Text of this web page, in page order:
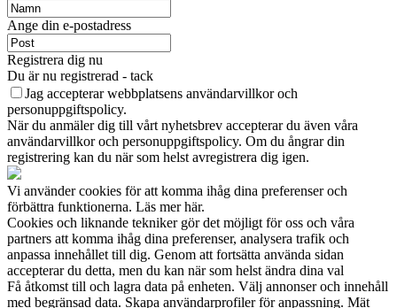
Ange din e-postadress
Registrera dig nu
Du är nu registrerad - tack
Jag accepterar webbplatsens användarvillkor och
personuppgiftspolicy.
När du anmäler dig till vårt nyhetsbrev accepterar du även våra
användarvillkor och personuppgiftspolicy. Om du ångrar din
registrering kan du när som helst avregistrera dig igen.
Vi använder cookies för att komma ihåg dina preferenser och
förbättra funktionerna. Läs mer här.
Cookies och liknande tekniker gör det möjligt för oss och våra
partners att komma ihåg dina preferenser, analysera trafik och
anpassa innehållet till dig. Genom att fortsätta använda sidan
accepterar du detta, men du kan när som helst ändra dina val
Få åtkomst till och lagra data på enheten. Välj annonser och innehåll
med begränsad data. Skapa användarprofiler för anpassning. Mät